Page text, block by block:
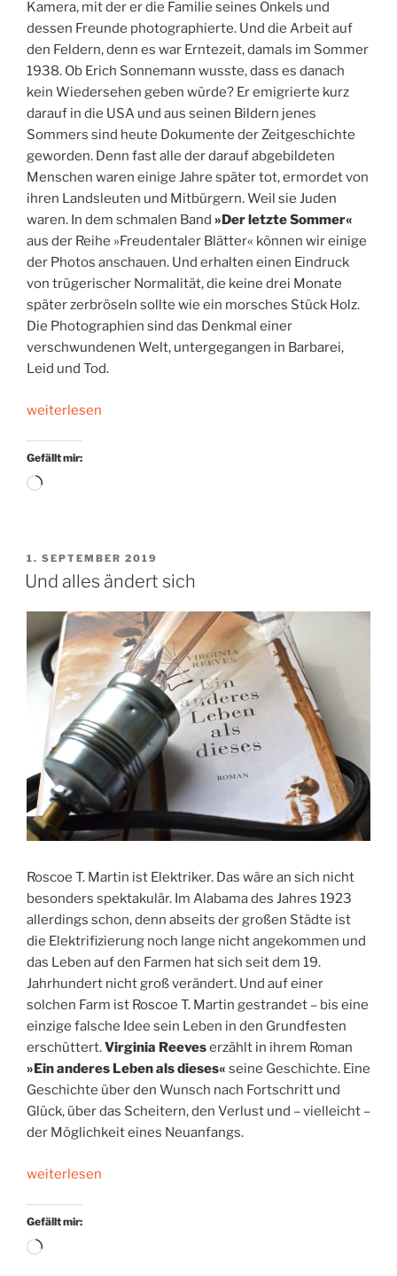
Kamera, mit der er die Familie seines Onkels und
dessen Freunde photographierte. Und die Arbeit auf
den Feldern, denn es war Erntezeit, damals im Sommer
1938. Ob Erich Sonnemann wusste, dass es danach
kein Wiedersehen geben würde? Er emigrierte kurz
darauf in die USA und aus seinen Bildern jenes
Sommers sind heute Dokumente der Zeitgeschichte
geworden. Denn fast alle der darauf abgebildeten
Menschen waren einige Jahre später tot, ermordet von
ihren Landsleuten und Mitbürgern. Weil sie Juden
waren. In dem schmalen Band »Der letzte Sommer«
aus der Reihe »Freudentaler Blätter« können wir einige
der Photos anschauen. Und erhalten einen Eindruck
von trügerischer Normalität, die keine drei Monate
später zerbröseln sollte wie ein morsches Stück Holz.
Die Photographien sind das Denkmal einer
verschwundenen Welt, untergegangen in Barbarei,
Leid und Tod.
„Vor
Untergang“
weiterlesen
Gefällt mir:
Wird
VERÖFFENTLICHT
AM
1. SEPTEMBER 2019
Und alles ändert sich
Roscoe T. Martin ist Elektriker. Das wäre an sich nicht
besonders spektakulär. Im Alabama des Jahres 1923
allerdings schon, denn abseits der großen Städte ist
die Elektrifizierung noch lange nicht angekommen und
das Leben auf den Farmen hat sich seit dem 19.
Jahrhundert nicht groß verändert. Und auf einer
solchen Farm ist Roscoe T. Martin gestrandet – bis eine
einzige falsche Idee sein Leben in den Grundfesten
erschüttert.Virginia Reeveserzählt in ihrem Roman
»Ein anderes Leben als dieses« seine Geschichte. Eine
Geschichte über den Wunsch nach Fortschritt und
Glück, über das Scheitern, den Verlust und – vielleicht –
der Möglichkeit eines Neuanfangs.
„Und
ändert
sich“
weiterlesen
Gefällt mir:
Wird